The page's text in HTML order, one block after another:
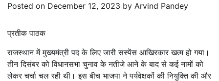
Posted on December 12, 2023 by Arvind Pandey
प्रतीक पाठक
राजस्थान में मुख्यमंत्री पद के लिए जारी सस्पेंस आखिरकार खत्म हो गया।
तीन दिसंबर को विधानसभा चुनाव के नतीजे आने के बाद से कई नामों को
लेकर चर्चा चल रही थी। इस बीच भाजपा ने पर्यवेक्षकों की नियुक्ति की और